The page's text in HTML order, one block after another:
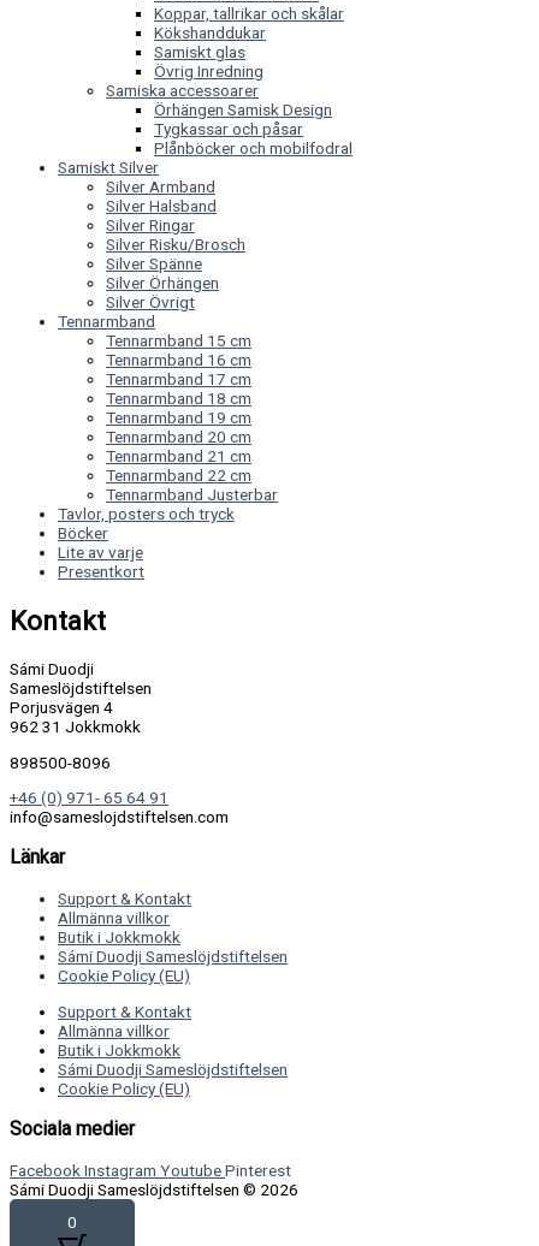
Koppar, tallrikar och skålar
Kökshanddukar
Samiskt glas
Övrig Inredning
Samiska accessoarer
Örhängen Samisk Design
Tygkassar och påsar
Plånböcker och mobilfodral
Samiskt Silver
Silver Armband
Silver Halsband
Silver Ringar
Silver Risku/Brosch
Silver Spänne
Silver Örhängen
Silver Övrigt
Tennarmband
Tennarmband 15 cm
Tennarmband 16 cm
Tennarmband 17 cm
Tennarmband 18 cm
Tennarmband 19 cm
Tennarmband 20 cm
Tennarmband 21 cm
Tennarmband 22 cm
Tennarmband Justerbar
Tavlor, posters och tryck
Böcker
Lite av varje
Presentkort
Kontakt
Sámi Duodji
Sameslöjdstiftelsen
Porjusvägen 4
962 31 Jokkmokk
898500-8096
+46 (0) 971- 65 64 91
info@sameslojdstiftelsen.com
Länkar
Support & Kontakt
Allmänna villkor
Butik i Jokkmokk
Sámi Duodji Sameslöjdstiftelsen
Cookie Policy (EU)
Support & Kontakt
Allmänna villkor
Butik i Jokkmokk
Sámi Duodji Sameslöjdstiftelsen
Cookie Policy (EU)
Sociala medier
Facebook Instagram YoutubePinterest
Sámi Duodji Sameslöjdstiftelsen © 2026
0